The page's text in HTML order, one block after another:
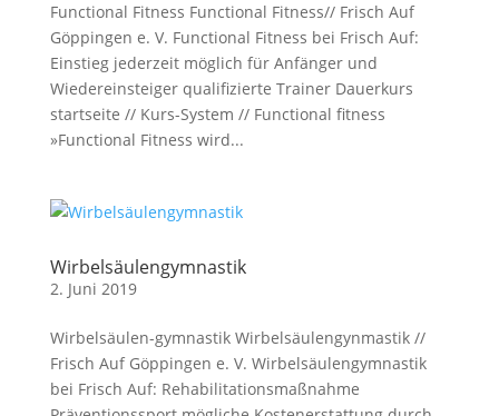
Functional Fitness Functional Fitness// Frisch Auf
Göppingen e. V. Functional Fitness bei Frisch Auf:
Einstieg jederzeit möglich für Anfänger und
Wiedereinsteiger qualifizierte Trainer Dauerkurs
startseite // Kurs-System // Functional fitness
»Functional Fitness wird...
Wirbelsäulengymnastik
2. Juni 2019
Wirbelsäulen-gymnastik Wirbelsäulengynmastik //
Frisch Auf Göppingen e. V. Wirbelsäulengymnastik
bei Frisch Auf: Rehabilitationsmaßnahme